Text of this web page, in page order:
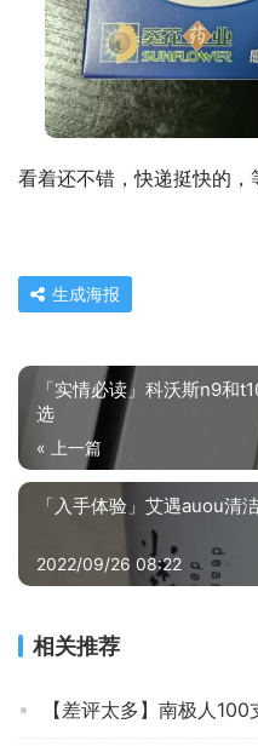
看着还不错，快递挺快的，
生成海报
「实情必读」科沃斯n9和
选
« 上一篇
「入手体验」艾遇auou清
2022/09/26 08:22
相关推荐